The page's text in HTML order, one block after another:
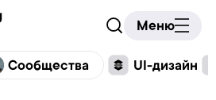
Меню
Сообщества UI-дизайн